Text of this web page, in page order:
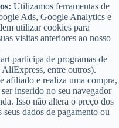
Utilizamos ferramentas de
Ads, Google Analytics e
utilizar cookies para
visitas anteriores ao nosso
participa de programas de
entre outros).
afiliado e realiza uma compra,
inserido no seu navegador
Isso não altera o preço dos
dados de pagamento ou